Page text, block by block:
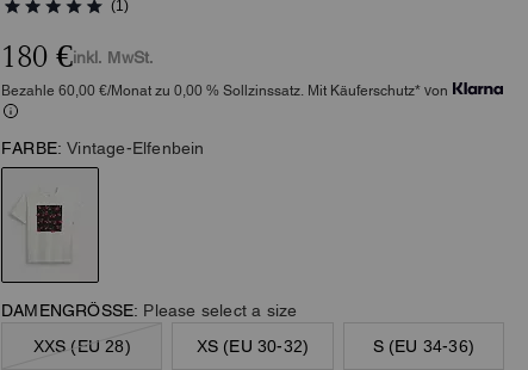
(1)
180 €inkl. MwSt.
Bezahle 60,00 €/Monat zu 0,00 % Sollzinssatz. Mit Käuferschutz* von
FARBE: Vintage-Elfenbein
DAMENGRÖSSE: Please select a size
XXS (EU 28)
XS (EU 30-32) S (EU 34-36)